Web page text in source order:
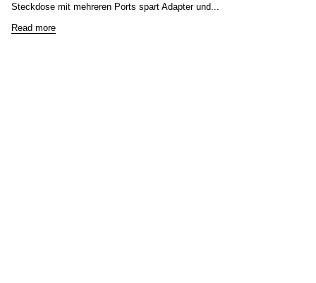
Steckdose mit mehreren Ports spart Adapter und...
Read more